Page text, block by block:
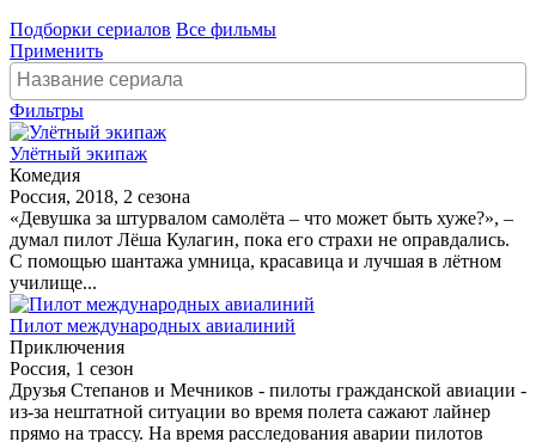
Подборки сериалов Все фильмы
Применить
Фильтры
Улётный экипаж
Комедия
Россия, 2018, 2 сезона
«Девушка за штурвалом самолёта – что может быть хуже?», –
думал пилот Лёша Кулагин, пока его страхи не оправдались.
С помощью шантажа умница, красавица и лучшая в лётном
училище...
Пилот международных авиалиний
Приключения
Россия, 1 сезон
Друзья Степанов и Мечников - пилоты гражданской авиации -
из-за нештатной ситуации во время полета сажают лайнер
прямо на трассу. На время расследования аварии пилотов